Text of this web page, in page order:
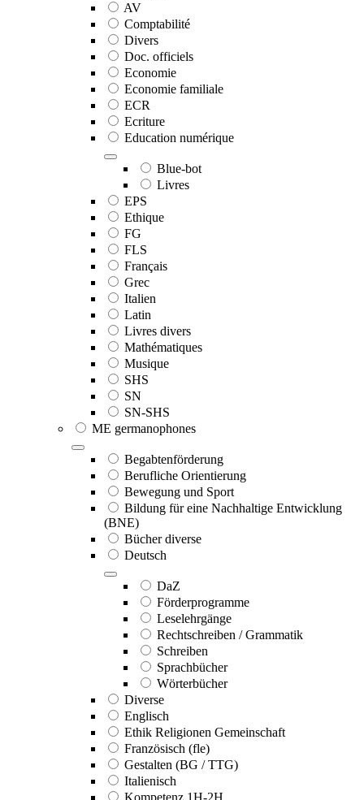
AV
Comptabilité
Divers
Doc. officiels
Economie
Economie familiale
ECR
Ecriture
Education numérique
Blue-bot
Livres
EPS
Ethique
FG
FLS
Français
Grec
Italien
Latin
Livres divers
Mathématiques
Musique
SHS
SN
SN-SHS
ME germanophones
Begabtenförderung
Berufliche Orientierung
Bewegung und Sport
Bildung für eine Nachhaltige Entwicklung
(BNE)
Bücher diverse
Deutsch
DaZ
Förderprogramme
Leselehrgänge
Rechtschreiben / Grammatik
Schreiben
Sprachbücher
Wörterbücher
Diverse
Englisch
Ethik Religionen Gemeinschaft
Französisch (fle)
Gestalten (BG / TTG)
Italienisch